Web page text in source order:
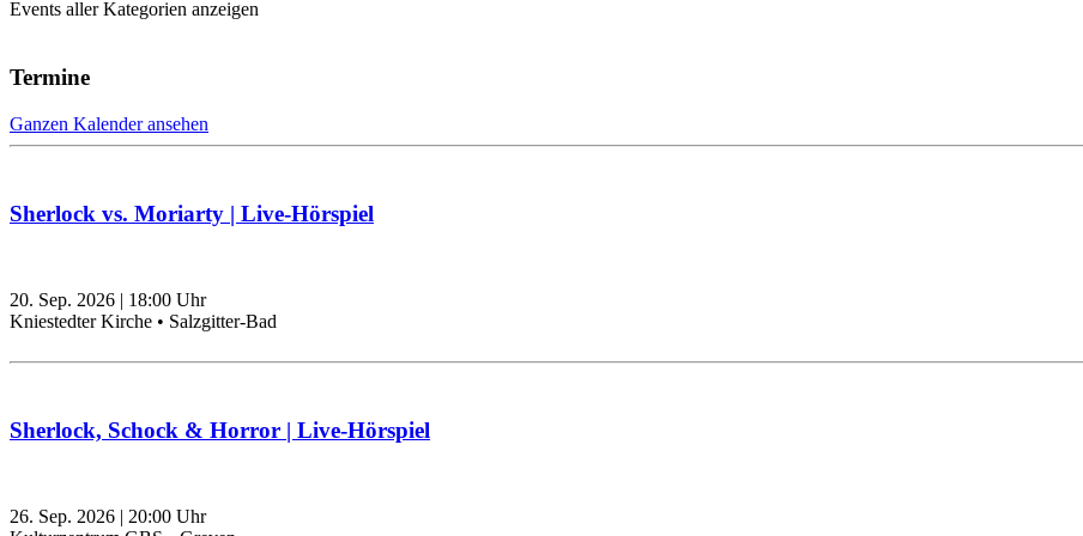
Events aller Kategorien anzeigen
Termine
Ganzen Kalender ansehen
Sherlock vs. Moriarty | Live-Hörspiel
20. Sep. 2026 | 18:00 Uhr
Kniestedter Kirche • Salzgitter-Bad
Sherlock, Schock & Horror | Live-Hörspiel
26. Sep. 2026 | 20:00 Uhr